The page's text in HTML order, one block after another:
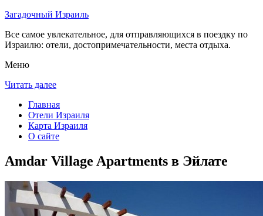
Загадочный Израиль
Все самое увлекательное, для отправляющихся в поездку по
Израилю: отели, достопримечательности, места отдыха.
Меню
Читать далее
Главная
Отели Израиля
Карта Израиля
О сайте
Amdar Village Apartments в Эйлате